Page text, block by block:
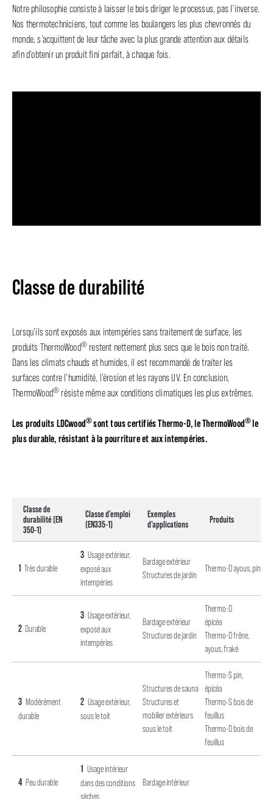
Notre philosophie consiste à laisser le bois diriger le processus, pas l’inverse.
Nos thermotechniciens, tout comme les boulangers les plus chevronnés du
monde, s’acquittent de leur tâche avec la plus grande attention aux détails
afin d’obtenir un produit fini parfait, à chaque fois.
Classe de durabilité
Lorsqu’ils sont exposés aux intempéries sans traitement de surface, les
produits ThermoWood® restent nettement plus secs que le bois non traité.
Dans les climats chauds et humides, il est recommandé de traiter les
surfaces contre l’humidité, l’érosion et les rayons UV. En conclusion,
ThermoWood® résiste même aux conditions climatiques les plus extrêmes.
Les produits LDCwood®sont tous certifiés Thermo-D, le ThermoWood®le
plus durable, résistant à la pourriture et aux intempéries.
Classe de
durabilité (EN
350-1)
Classe d’emploi
(EN335-1)
Exemples
d’applications
Produits
1 Très durable
3 Usage extérieur,
exposé aux
intempéries
Bardage extérieur
Structures de jardin
Thermo-D ayous, pin
2 Durable
3 Usage extérieur,
exposé aux
intempéries
Bardage extérieur
Structures de jardin
Thermo-D
épicéa
Thermo-D frêne,
ayous, fraké
3 Modérément
durable
2 Usage extérieur,
sous le toit
Structures de sauna
Structures et
mobilier extérieurs
sous le toit
Thermo-S pin,
épicéa
Thermo-S bois de
feuillus
Thermo-D bois de
feuillus
4 Peu durable
1 Usage intérieur
dans des conditions
sèches
Bardage intérieur